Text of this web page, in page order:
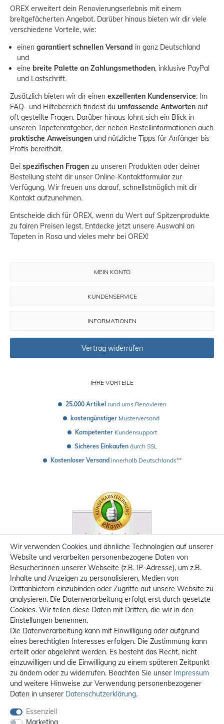
OREX erweitert dein Renovierungserlebnis mit einem
breitgefächerten Angebot. Darüber hinaus bieten wir dir viele
verschiedene Vorteile, wie:
einen garantiert schnellen Versand in ganz Deutschland
und
eine breite Palette an Zahlungsmethoden, inklusive PayPal
und Lastschrift.
Zusätzlich bieten wir dir einen exzellenten Kundenservice: Im
FAQ- und Hilfebereich findest du umfassende Antworten auf
oft gestellte Fragen. Darüber hinaus lohnt sich ein Blick in
unseren Tapetenratgeber, der neben Bestellinformationen auch
praktische Anweisungen und nützliche Tipps für Anfänger bis
Profis bereithält.
Bei spezifischen Fragen zu unseren Produkten oder deiner
Bestellung steht dir unser Online-Kontaktformular zur
Verfügung. Wir freuen uns darauf, schnellstmöglich mit dir
Kontakt aufzunehmen.
Entscheide dich für OREX, wenn du Wert auf Spitzenprodukte
zu fairen Preisen legst. Entdecke jetzt unsere Auswahl an
Tapeten in Rosa und vieles mehr bei OREX!
IHRE VORTEILE
25.000 Artikel rund ums Renovieren
kostengünstiger Musterversand
Kompetenter Kundensupport
Sicheres Einkaufen durch SSL
Kostenloser Versand innerhalb Deutschlands**
MEIN KONTO
KUNDENSERVICE
INFORMATIONEN
Vertrag widerrufen
Wir verwenden Cookies und ähnliche Technologien auf unserer
Website und verarbeiten personenbezogene Daten von
Besucher:innen unserer Webseite (z.B. IP-Adresse), um z.B.
Inhalte und Anzeigen zu personalisieren, Medien von
Drittanbietern einzubinden oder Zugriffe auf unsere Website zu
analysieren. Die Datenverarbeitung erfolgt erst durch gesetzte
Cookies. Wir teilen diese Daten mit Dritten, die wir in den
Einstellungen benennen.
Die Datenverarbeitung kann mit Einwilligung oder aufgrund
eines berechtigten Interesses erfolgen. Die Zustimmung kann
erteilt oder abgelehnt werden. Es besteht das Recht, nicht
einzuwilligen und die Einwilligung zu einem späteren Zeitpunkt
zu ändern oder zu widerrufen. Beachten Sie unser Impressum
und weitere Hinweise zur Verwendung personenbezogener
Daten in unserer Daten­schutz­erklärung.
Essenziell
Marketing